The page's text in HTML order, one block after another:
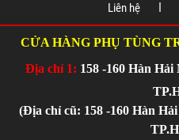
Liên hệ
CỬA HÀNG PHỤ TÙNG
Địa chỉ 1: 158 -160 Hàn
(Địa chỉ cũ: 158 -160 Hàn